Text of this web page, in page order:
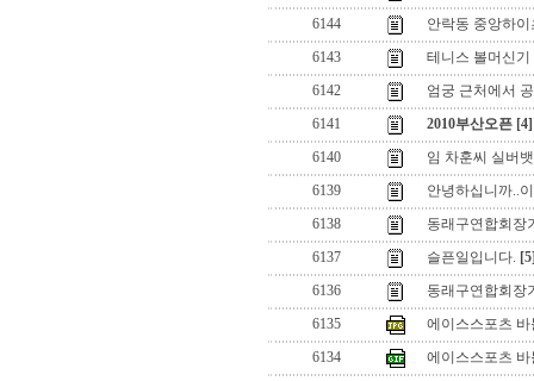
6144
안락동 중앙하
6143
테니스 볼머신기
6142
엄궁 근처에서
6141
2010부산오픈 [4]
6140
임 차훈씨 실버
6139
안녕하십니까..
6138
동래구연합회장
6137
슬픈일입니다.
6136
동래구연합회장
6135
에이스스포츠
6134
에이스스포츠